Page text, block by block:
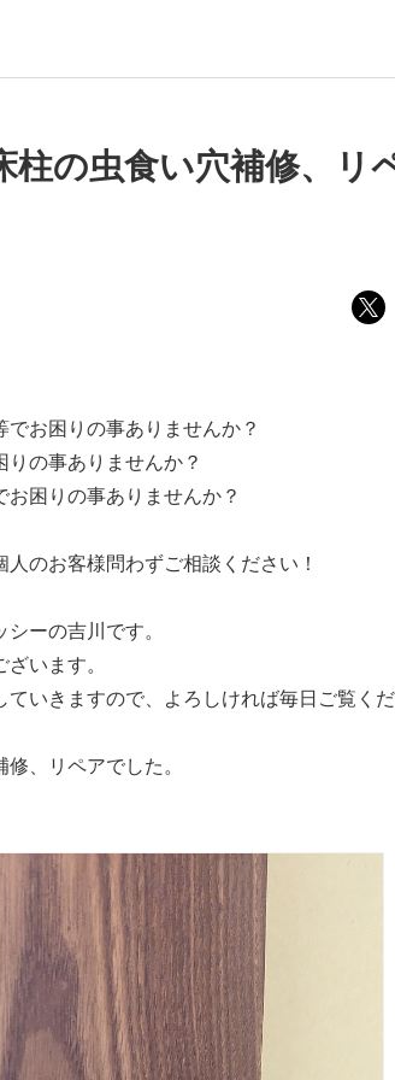
柱の虫食い穴補修、リ
お困りの事ありませんか？
の事ありませんか？
困りの事ありませんか？
のお客様問わずご相談ください！
ーの吉川です。
います。
いきますので、よろしければ毎日ご覧く
、リペアでした。